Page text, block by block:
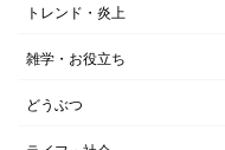
トレンド・炎上
雑学・お役立ち
どうぶつ